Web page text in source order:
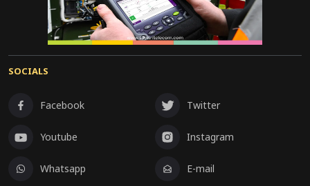
SOCIALS
Facebook Twitter
Youtube Instagram
Whatsapp E-mail